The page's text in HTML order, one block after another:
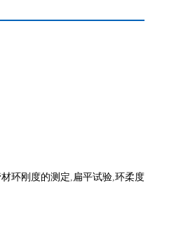
环刚度的测定,扁平试验,环柔度